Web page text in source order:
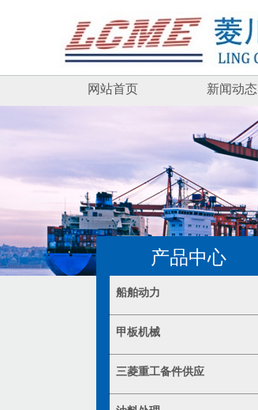
网站首页 新闻动态
产品中心
船舶动力
甲板机械
三菱重工备件供应